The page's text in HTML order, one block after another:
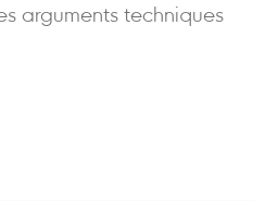
arguments techniques